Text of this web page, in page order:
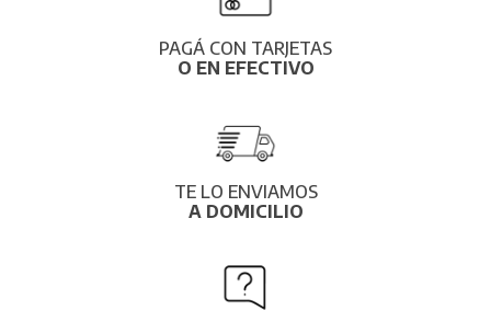
PAGÁ CON TARJETAS
O EN EFECTIVO
TE LO ENVIAMOS
A DOMICILIO